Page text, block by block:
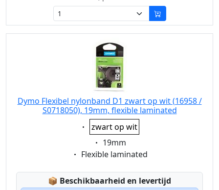
Dymo Flexibel nylonband D1 zwart op wit (16958 /
S0718050), 19mm, flexible laminated
Eigenschaft:
zwart op wit
Eigenschaft:
19mm
Eigenschaft:
Flexible laminated
📦 Lagerstatus:
Beschikbaarheid en levertijd